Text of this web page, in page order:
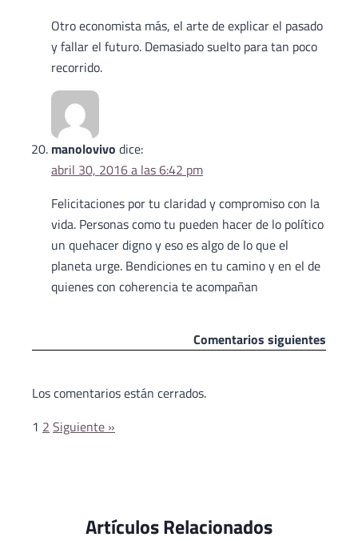
Otro economista más, el arte de explicar el pasado
y fallar el futuro. Demasiado suelto para tan poco
recorrido.
manolovivo dice:
abril 30, 2016 a las 6:42 pm
Felicitaciones por tu claridad y compromiso con la
vida. Personas como tu pueden hacer de lo político
un quehacer digno y eso es algo de lo que el
planeta urge. Bendiciones en tu camino y en el de
quienes con coherencia te acompañan
Navegación
comentarios
Comentarios siguientes
Los comentarios están cerrados.
1 2 Siguiente »
Artículos Relacionados